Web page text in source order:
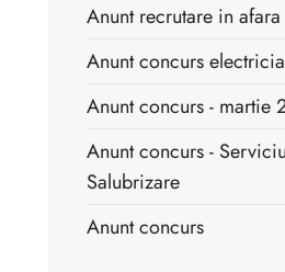
Anunt recrutare in
Anunt concurs
Anunt concurs - martie
Anunt concurs -
Salubrizare
Anunt concurs